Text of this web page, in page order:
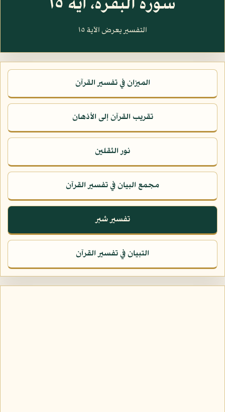
سورة البقرة، آية ١٥
التفسير يعرض الآية ١٥
الميزان في تفسير القرآن
تقريب القرآن إلى الأذهان
نور الثقلين
مجمع البيان في تفسير القرآن
تفسير شبر
التبيان في تفسير القرآن